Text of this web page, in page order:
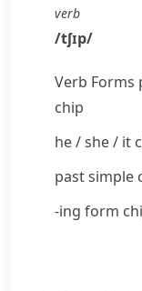
verb
/tʃɪp/
Verb Forms
chip
he / she / it
past simple
-ing form